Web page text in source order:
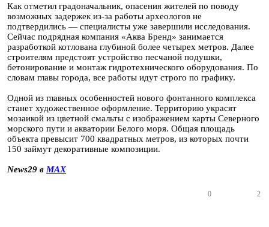
Как отметил градоначальник, опасения жителей по поводу
возможных задержек из-за работы археологов не
подтвердились — специалисты уже завершили исследования.
Сейчас подрядная компания «Аква Бренд» занимается
разработкой котлована глубиной более четырех метров. Далее
строителям предстоят устройство песчаной подушки,
бетонирование и монтаж гидротехнического оборудования. По
словам главы города, все работы идут строго по графику.
Одной из главных особенностей нового фонтанного комплекса
станет художественное оформление. Территорию украсят
мозаикой из цветной смальты с изображением карты Северного
морского пути и акватории Белого моря. Общая площадь
объекта превысит 700 квадратных метров, из которых почти
150 займут декоративные композиции.
News29 в MAX
0 2